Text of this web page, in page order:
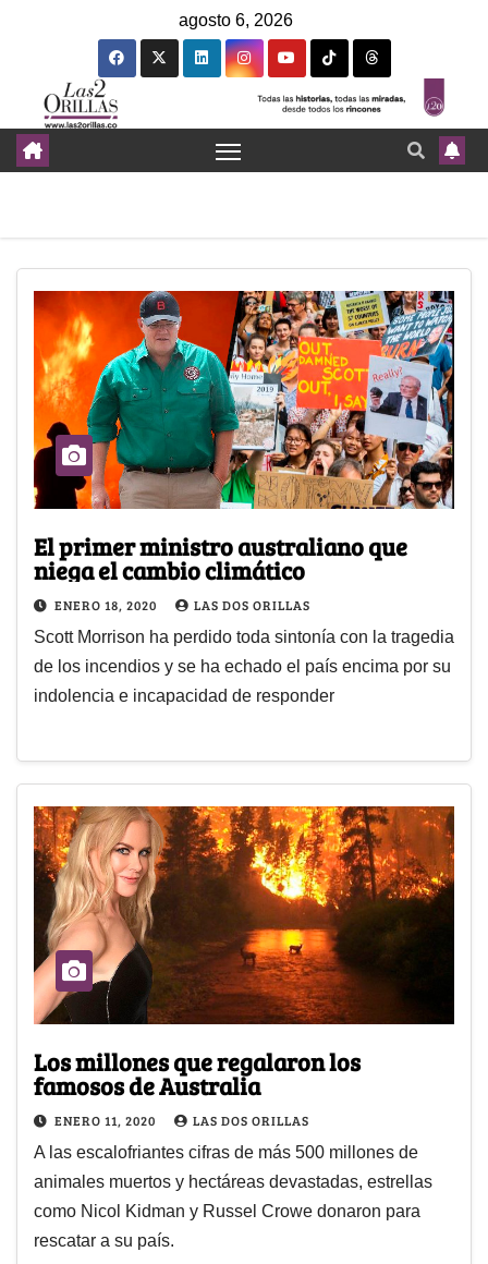
agosto 6, 2026
El primer ministro australiano que
niega el cambio climático
ENERO 18, 2020 LAS DOS ORILLAS
Scott Morrison ha perdido toda sintonía con la tragedia
de los incendios y se ha echado el país encima por su
indolencia e incapacidad de responder
Los millones que regalaron los
famosos de Australia
ENERO 11, 2020 LAS DOS ORILLAS
A las escalofriantes cifras de más 500 millones de
animales muertos y hectáreas devastadas, estrellas
como Nicol Kidman y Russel Crowe donaron para
rescatar a su país.